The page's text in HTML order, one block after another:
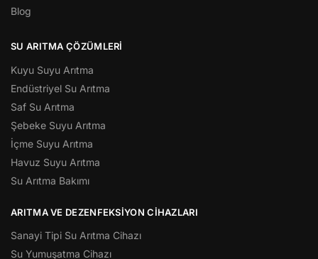
Blog
SU ARITMA ÇÖZÜMLERI
Kuyu Suyu Arıtma
Endüstriyel Su Arıtma
Saf Su Arıtma
Şebeke Suyu Arıtma
İçme Suyu Arıtma
Havuz Suyu Arıtma
Su Arıtma Bakımı
ARITMA VE DEZENFEKSIYON CIHAZLARI
Sanayi Tipi Su Arıtma Cihazı
Su Yumuşatma Cihazı